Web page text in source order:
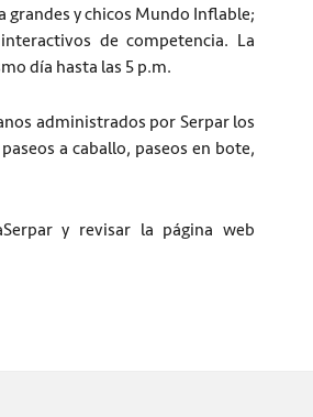
grandes y chicos Mundo Inflable;
de competencia. La
día hasta las 5 p.m.
administrados por Serpar los
a caballo, paseos en bote,
y revisar la página web